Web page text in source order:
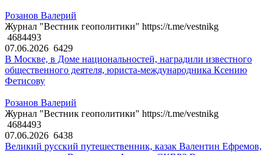
Розанов Валерий
Журнал "Вестник геополитики" https://t.me/vestnikg
4684493
07.06.2026 6429
В Москве, в Доме национальностей, наградили известного
общественного деятеля, юриста-международника Ксению
Фетисову
Розанов Валерий
Журнал "Вестник геополитики" https://t.me/vestnikg
4684493
07.06.2026 6438
Великий русский путешественник, казак Валентин Ефремов,